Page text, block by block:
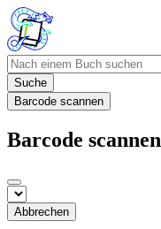
Suche
Barcode scannen
Barcode scannen
Abbrechen